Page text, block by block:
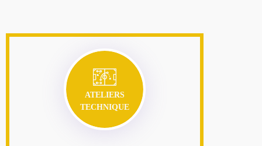
ATELIERS
TECHNIQUE